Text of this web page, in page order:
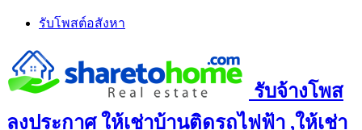
Skip
content
รับโพสต์อสังหา
รับจ้างโพส
ลงประกาศ ให้เช่าบ้านติดรถไฟฟ้า ,ให้เช่า